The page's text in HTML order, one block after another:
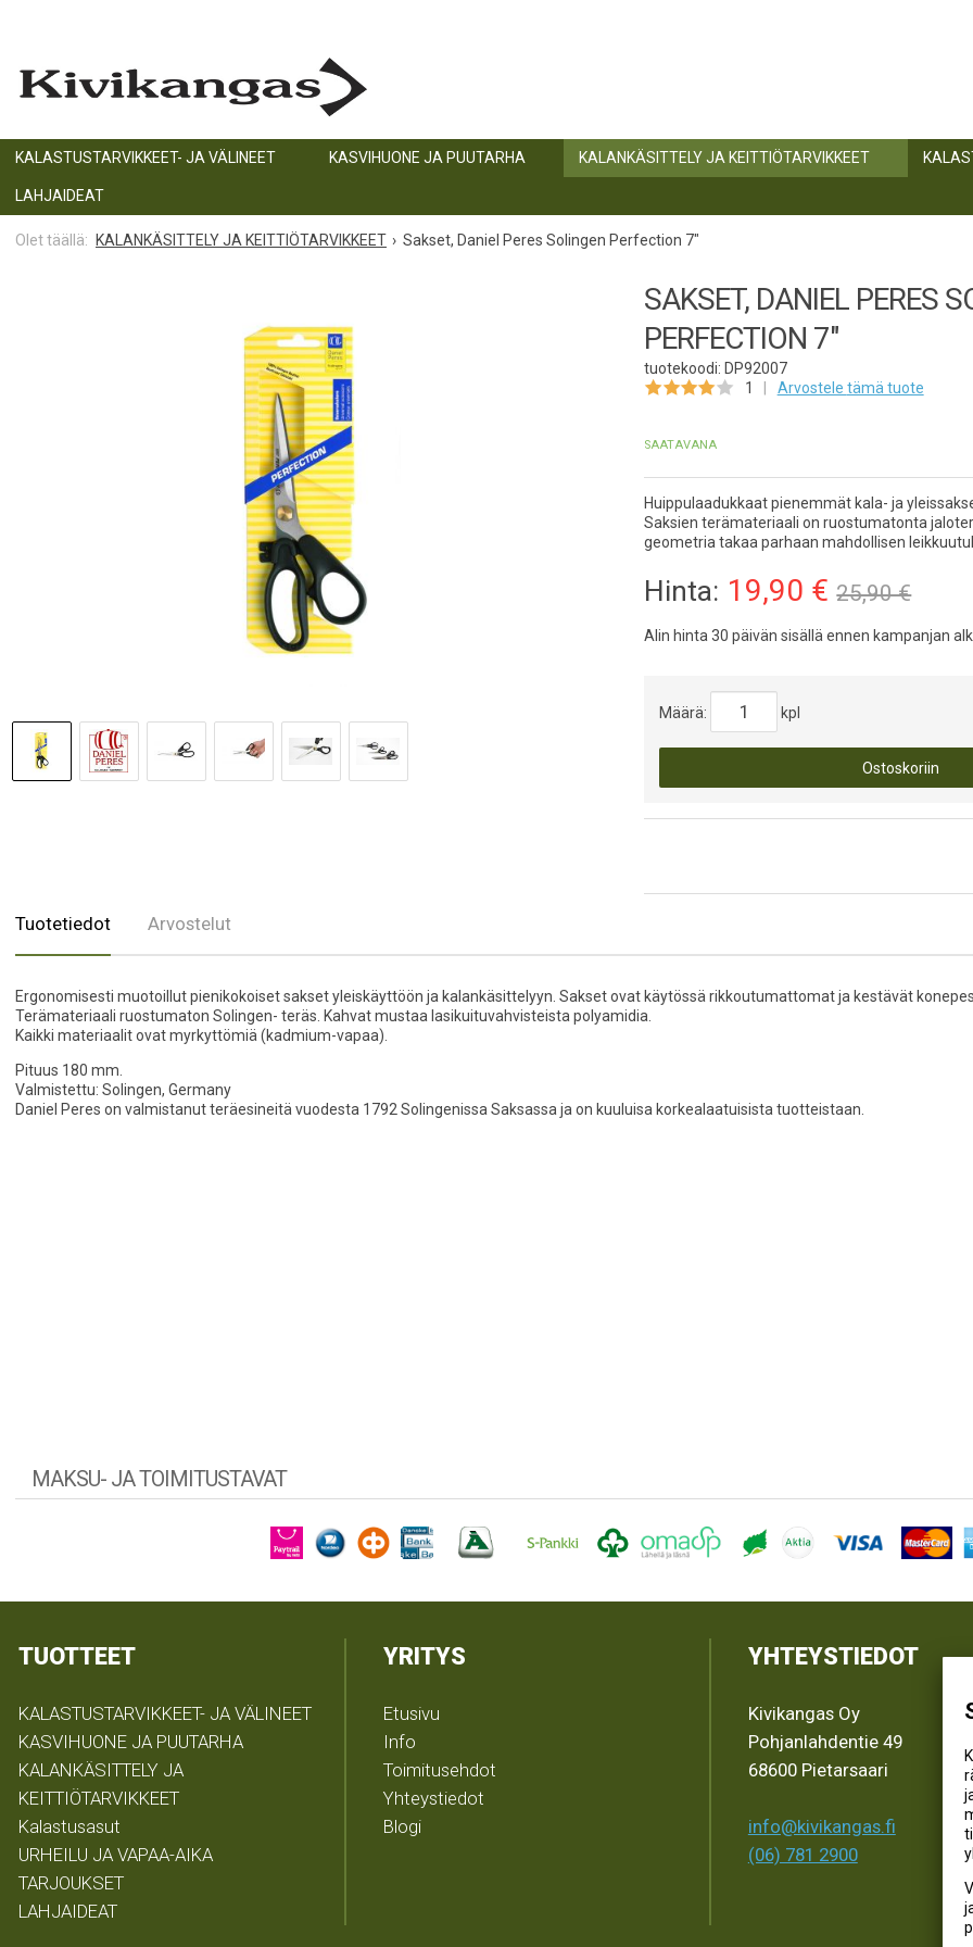
KALASTUSTARVIKKEET- JA VÄLINEET KASVIHUONE JA PUUTARHA KALANKÄSITTELY JA KEITTIÖTARVIKKEET
LAHJAIDEAT
KALANKÄSITTELY JA KEITTIÖTARVIKKEET Sakset, Daniel Peres Solingen Perfection 7"
SAKSET, DANIEL PERES
PERFECTION 7"
tuotekoodi: DP92007
1
Arvostele tämä tuote
SAATAVANA
Huippulaadukkaat pienemmät kala- ja
Saksien terämateriaali on ruostumatonta
geometria takaa parhaan mahdollisen
Hinta: 19,90 € 25,90 €
Alin hinta 30 päivän sisällä ennen kampanjan
Määrä: kpl
Ostoskoriin
Tuotetiedot Arvostelut
Ergonomisesti muotoillut pienikokoiset sakset yleiskäyttöön ja kalankäsittelyyn. Sakset ovat käytössä rikkoutumattomat ja kestävät
Terämateriaali ruostumaton Solingen- teräs. Kahvat mustaa lasikuituvahvisteista polyamidia.
Kaikki materiaalit ovat myrkyttömiä (kadmium-vapaa).
Pituus 180 mm.
Valmistettu: Solingen, Germany
Daniel Peres on valmistanut teräesineitä vuodesta 1792 Solingenissa Saksassa ja on kuuluisa korkealaatuisista tuotteistaan.
MAKSU- JA TOIMITUSTAVAT
TUOTTEET
KALASTUSTARVIKKEET- JA VÄLINEET
KASVIHUONE JA PUUTARHA
KALANKÄSITTELY JA
KEITTIÖTARVIKKEET
Kalastusasut
URHEILU JA VAPAA-AIKA
TARJOUKSET
LAHJAIDEAT
YRITYS
Etusivu
Info
Toimitusehdot
Yhteystiedot
Blogi
YHTEYSTIEDOT
Kivikangas Oy
Pohjanlahdentie 49
68600 Pietarsaari
info@kivikangas.fi
(06) 781 2900